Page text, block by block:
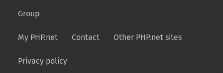
Group
My PHP.net Contact Other PHP.net sites
Privacy policy